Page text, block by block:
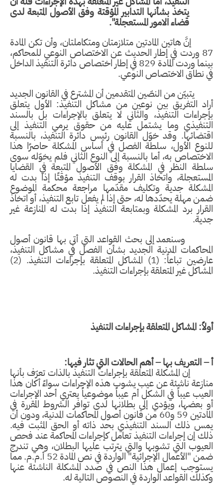
يتخذ بشأنها التدابير المؤقتة وفق الأصول المتبعة لدى
قضاء الامور المستعجلة".
إنَّ هاتين المادتين متلازمتان ومتكاملتان، وأن تكن المادة
87 وردت في إطار الحديث عن الاختصاص النوعي للمحاكم،
بينما وردت المادة 829 في إطار اختصاص دائرة التنفيذ الداخل
في نطاق الاختصاص النوعي.
يتبيّن من النصّين المتقدمين أن المشترع في القانون الجديد
أراد التفريق بين نوعين من مشاكل التنفيذ: الأول يتعلق
بإجراءات التنفيذ، والثاني لا يتعلق بالإجراءات بل بالسند
التنفيذي وما يشتمل عليه من حقوق يرمي التنفيذ إلى
اقتضائها. وقد خوّل القانون رئيس دائرة التنفيذ، بالنسبة
للنوع الأول، سلطة الفصل في أساس المشكلة حاصرًا هذا
الاختصاص به، أما بالنسبة إلى النوع الثاني فلم يخوّله سوى
سلطة النظر في المشكلة وفق الأصول المتبعة في القضايا
المستعجلة، واتخاذ القرار بوقف التنفيذ مؤقتًا إذا بدت له
المشكلة جدية وتكليف مقدّمها مراجعة محكمة الموضوع
ضمن مهلة يحدّدها له، حتى إذا لم يفعل تابع التنفيذ، أو اتخاذ
القرار برد المشكلة وبمتابعة التنفيذ إذا بدت له المنازعة غير
جدية.
وسنعمد إلى بحث القواعد التي أتى بها قانون أصول
المحاكمات المدنية الجديد بشأن الفصل في مشاكل التنفيذ،
عارضين تباعاً: (1) المشاكل المتعلقة بإجراءات التنفيذ. (2)
المشاكل غير المتعلقة بإجراءات التنفيذ.
أولاً: المشاكل المتعلقة بإجراءات التنفيذ
أ – التعريف بها – أهم الحالات التي تثار فيها:
إن المشكلة المتعلقة بإجراءات التنفيذ بالذات تعرّف بأنها
منازعة ناشئة عن عيب يشوب هذه الإجراءات سواءً أكان هذا
العيب عيباً في الشكل أم عيباً موضوعياً يعتري أحد الإجراءات
أو بعضها، ويؤدي إلى بطلانها لدى توافر الشروط المقررة في
المادتين 59 و60 من قانون أصول المحاكمات المدنية، ودون أن
يمس ذلك السند التنفيذي بحد ذاته أو الحق المثبت فيه.
ذلك إن إجراءات التنفيذ تعامل كإجراءات المحاكمة عند فحص
العيوب التي تشوبها والتي يترتب عليها البطلان، وهي تندرج
ضمن "الأعمال الإجرائية" الواردة في نص المادة 52 أ.م.م. مما
يستوجب إعمال هذا النص في صدد المشكلة الناشئة عنها
وكذلك القواعد الواردة في النصوص التالية له.